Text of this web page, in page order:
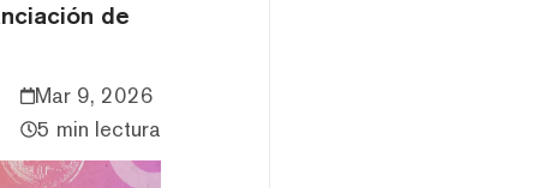
de
Mar 9, 2026
5 min lectura